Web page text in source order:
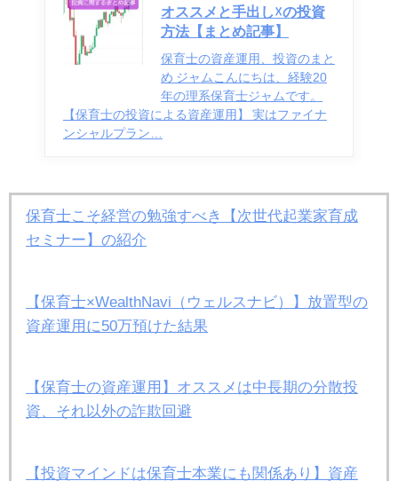
オススメと手出し☓の投資
方法【まとめ記事】
保育士の資産運用、投資のまと
め ジャムこんにちは、経験20
年の理系保育士ジャムです。
【保育士の投資による資産運用】 実はファイナ
ンシャルプラン…
保育士こそ経営の勉強すべき【次世代起業家育成
セミナー】の紹介
【保育士×WealthNavi（ウェルスナビ）】放置型の
資産運用に50万預けた結果
【保育士の資産運用】オススメは中長期の分散投
資、それ以外の詐欺回避
【投資マインドは保育士本業にも関係あり】資産